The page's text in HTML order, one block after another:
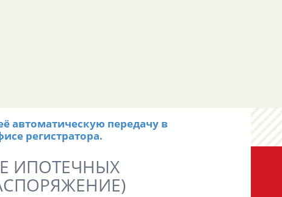
автоматическую передачу в
регистратора.
ИПОТЕЧНЫХ